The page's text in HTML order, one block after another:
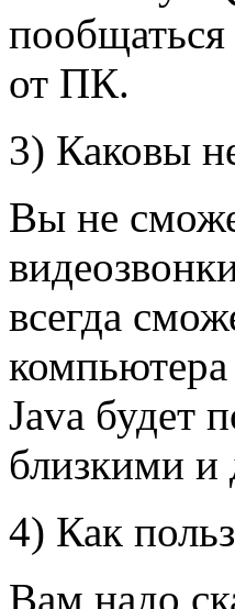
от ПК.
3) Каковы
Вы не
всегда
Java будет
близкими и
4) Как
Вам надо